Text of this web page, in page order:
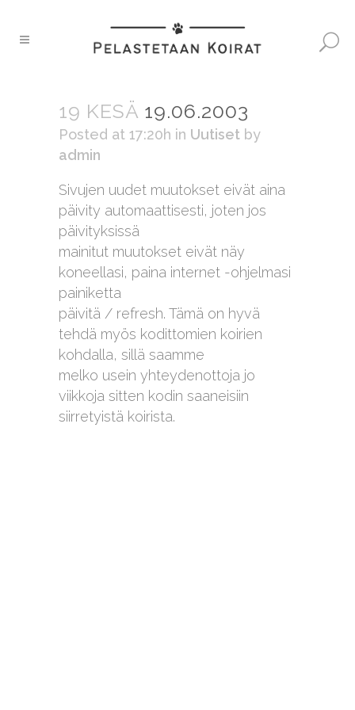
19 KESÄ 19.06.2003
Posted at 17:20h in Uutiset by
admin
Sivujen uudet muutokset eivät aina
päivity automaattisesti, joten jos
päivityksissä
mainitut muutokset eivät näy
koneellasi, paina internet -ohjelmasi
painiketta
päivitä / refresh. Tämä on hyvä
tehdä myös kodittomien koirien
kohdalla, sillä saamme
melko usein yhteydenottoja jo
viikkoja sitten kodin saaneisiin
siirretyistä koirista.